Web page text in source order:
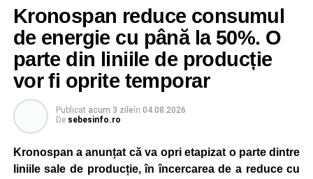
Kronospan reduce consumul
de energie cu până la 50%. O
parte din liniile de producție
vor fi oprite temporar
Publicat acum 3 zileîn 04.08.2026
De sebesinfo.ro
Kronospan a anunțat că va opri etapizat o parte dintre
liniile sale de producție, în încercarea de a reduce cu